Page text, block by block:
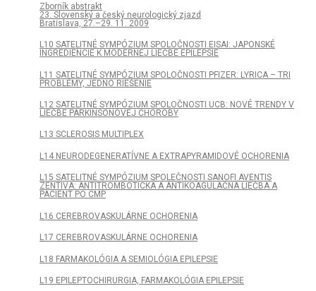
Zborník abstrakt
23. Slovenský a český neurologický zjazd
Bratislava, 27.–29. 11. 2009
L10 SATELITNÉ SYMPÓZIUM SPOLOČNOSTI EISAI: JAPONSKÉ
INGREDIENCIE K MODERNEJ LIEČBE EPILEPSIE
L11 SATELITNÉ SYMPÓZIUM SPOLOČNOSTI PFIZER: LYRICA – TRI
PROBLÉMY, JEDNO RIEŠENIE
L12 SATELITNÉ SYMPÓZIUM SPOLOČNOSTI UCB: NOVÉ TRENDY V
LIEČBE PARKINSONOVEJ CHOROBY
L13 SCLEROSIS MULTIPLEX
L14 NEURODEGENERATÍVNE A EXTRAPYRAMIDOVÉ OCHORENIA
L15 SATELITNÉ SYMPÓZIUM SPOLEČNOSTI SANOFI AVENTIS
ZENTIVA: ANTITROMBOTICKÁ A ANTIKOAGULAČNÁ LIEČBA A
PACIENT PO CMP
L16 CEREBROVASKULÁRNE OCHORENIA
L17 CEREBROVASKULÁRNE OCHORENIA
L18 FARMAKOLÓGIA A SEMIOLÓGIA EPILEPSIE
L19 EPILEPTOCHIRURGIA, FARMAKOLÓGIA EPILEPSIE